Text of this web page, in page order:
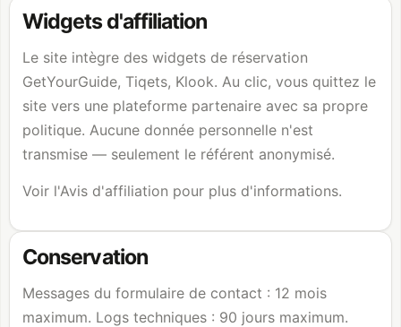
Widgets d'affiliation
Le site intègre des widgets de réservation
GetYourGuide, Tiqets, Klook. Au clic, vous quittez le
site vers une plateforme partenaire avec sa propre
politique. Aucune donnée personnelle n'est
transmise — seulement le référent anonymisé.
Voir l'Avis d'affiliation pour plus d'informations.
Conservation
Messages du formulaire de contact : 12 mois
maximum. Logs techniques : 90 jours maximum.